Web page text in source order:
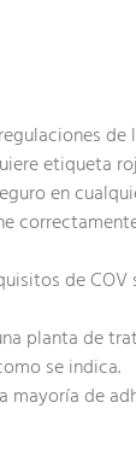
de
etiqueta
en
de
planta de
se indica.
mayoría de